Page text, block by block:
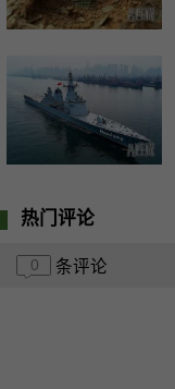
热门评论
0 条评论